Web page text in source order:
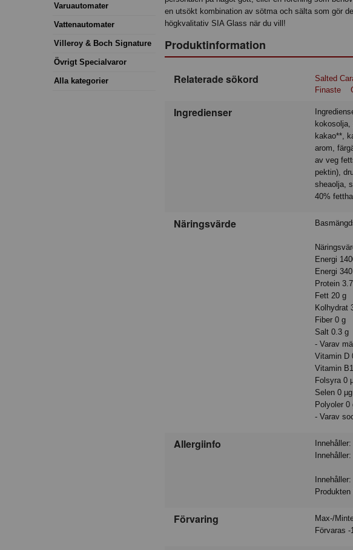
Varuautomater
Vattenautomater
Villeroy & Boch Signature
Övrigt Specialvaror
Alla kategorier
en utsökt kombination av sötma och sälta som gör
högkvalitativ SIA Glass när du vill!
Produktinformation
Relaterade sökord Salted
Finaste
Ingredienser
kakao**,
arom,
av veg
pektin),
sheaolja,
40%
Näringsvärde
Energi
Energi
Protein
Fett 20 g
Kolhydrat
Fiber 0 g
Salt 0.3 g
- Varav
Vitamin D
Vitamin
Folsyra 0
Selen 0 µg
Polyoler 0
- Varav
Allergiinfo
Innehåller:
Förvaring
Max-/
Förvaras